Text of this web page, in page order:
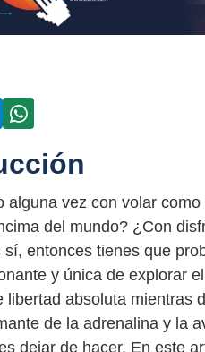
alguna vez con volar
del mundo? ¿Con
sí, entonces tienes que
y única de explorar
libertad absoluta mientras
de la adrenalina y la
dejar de hacer. En este